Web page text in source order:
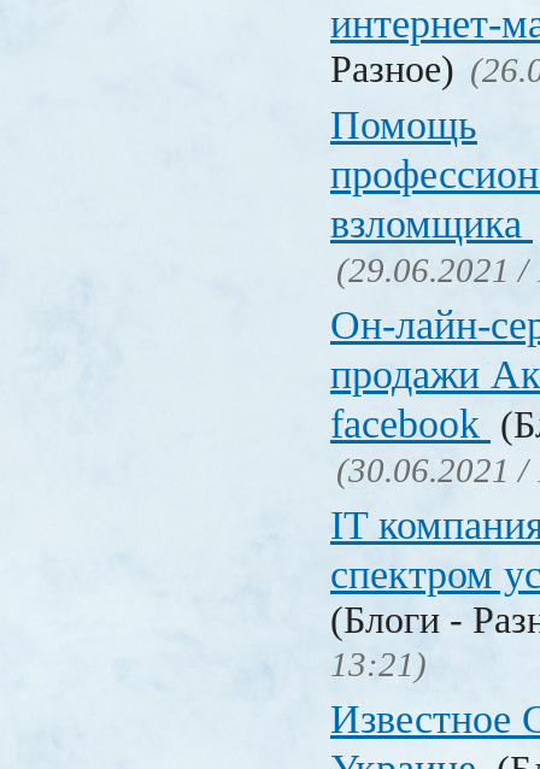
интернет-
Разное)
Помощь
взломщика
(29.06.2021 /
Он-лайн-
продажи
facebook
(30.06.2021 /
IT
спектром
(Блоги -
13:21)
Известное